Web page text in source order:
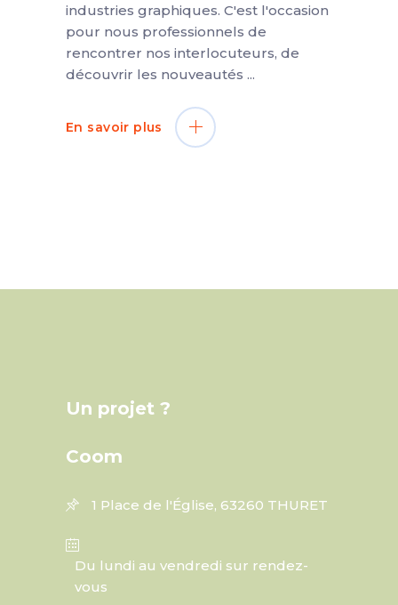
industries graphiques. C'est l'occasion
pour nous professionnels de
rencontrer nos interlocuteurs, de
découvrir les nouveautés
En savoir plus
Un projet ?
Coom
1 Place de l'Église, 63260 THURET
Du lundi au vendredi sur rendez-
vous